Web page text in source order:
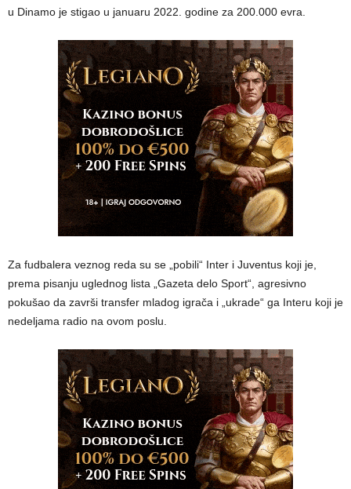
u Dinamo je stigao u januaru 2022. godine za 200.000 evra.
Za fudbalera veznog reda su se „pobili“ Inter i Juventus koji je,
prema pisanju uglednog lista „Gazeta delo Sport“, agresivno
pokušao da završi transfer mladog igrača i „ukrade“ ga Interu koji je
nedeljama radio na ovom poslu.